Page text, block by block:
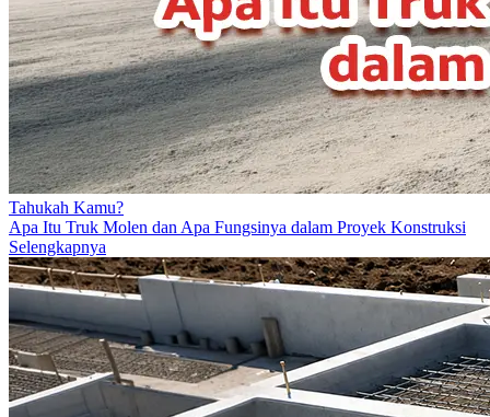
Tahukah Kamu?
Apa Itu Truk Molen dan Apa Fungsinya dalam Proyek Konstruksi
Selengkapnya